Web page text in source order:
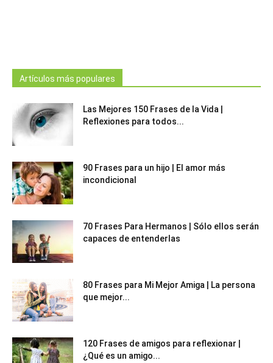
Artículos más populares
Las Mejores 150 Frases de la Vida |
Reflexiones para todos...
90 Frases para un hijo | El amor más
incondicional
70 Frases Para Hermanos | Sólo ellos serán
capaces de entenderlas
80 Frases para Mi Mejor Amiga | La persona
que mejor...
120 Frases de amigos para reflexionar |
¿Qué es un amigo...